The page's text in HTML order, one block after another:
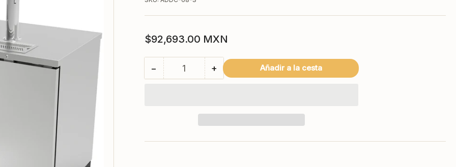
Precio
regular
$92,693.00 MXN
−Reducir
Cantidad +Aumentar
ADDC-
68-
Añadir a la cesta